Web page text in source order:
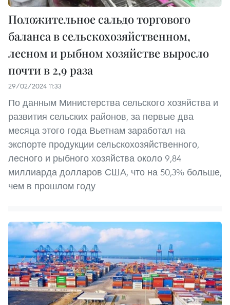
Положительное сальдо торгового
баланса в сельскохозяйственном,
лесном и рыбном хозяйстве выросло
почти в 2,9 раза
29/02/2024 11:33
По данным Министерства сельского хозяйства и
развития сельских районов, за первые два
месяца этого года Вьетнам заработал на
экспорте продукции сельскохозяйственного,
лесного и рыбного хозяйства около 9,84
миллиарда долларов США, что на 50,3% больше,
чем в прошлом году